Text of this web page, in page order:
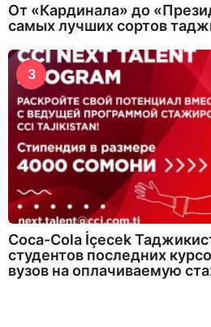
От «Кардинала» до
самых лучших сортов
3
Coca-Cola İçecek
студентов последних
вузов на оплачиваемую